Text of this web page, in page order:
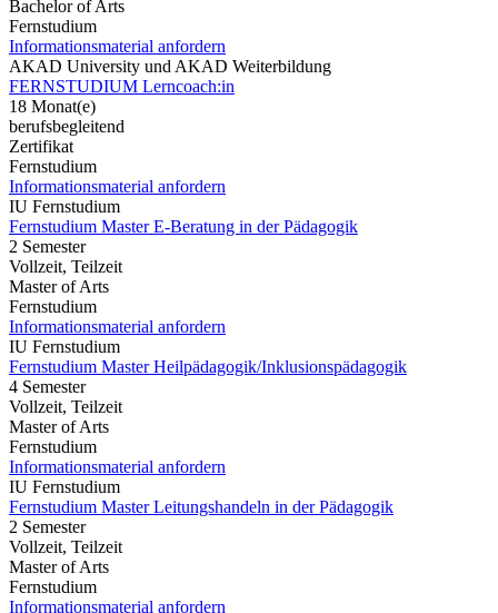
Bachelor of Arts
Fernstudium
Informationsmaterial anfordern
AKAD University und AKAD Weiterbildung
FERNSTUDIUM Lerncoach:in
18 Monat(e)
berufsbegleitend
Zertifikat
Fernstudium
Informationsmaterial anfordern
IU Fernstudium
Fernstudium Master E-Beratung in der Pädagogik
2 Semester
Vollzeit, Teilzeit
Master of Arts
Fernstudium
Informationsmaterial anfordern
IU Fernstudium
Fernstudium Master Heilpädagogik/Inklusionspädagogik
4 Semester
Vollzeit, Teilzeit
Master of Arts
Fernstudium
Informationsmaterial anfordern
IU Fernstudium
Fernstudium Master Leitungshandeln in der Pädagogik
2 Semester
Vollzeit, Teilzeit
Master of Arts
Fernstudium
Informationsmaterial anfordern